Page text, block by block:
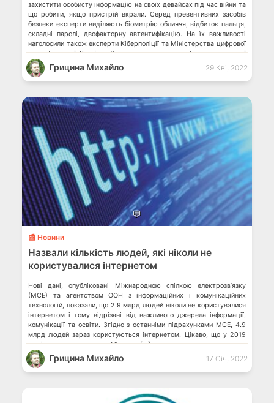
захистити особисту інформацію на своїх девайсах під час війни та
що робити, якщо пристрій вкрали. Серед превентивних засобів
безпеки експерти виділяють біометрію обличчя, відбиток пальця,
складні паролі, двофакторну автентифікацію. На їх важливості
наголосили також експерти Кіберполіції та Міністерства цифрової
трансформації України. Як користуватися телефоном в окупації
Що робити, якщо не […]
Грицина Михайло 29 Кві, 2022
💬
📰 Новини
Назвали кількість людей, які ніколи не
користувалися інтернетом
Нові дані, опубліковані Міжнародною спілкою електрозв’язку
(МСЕ) та агентством ООН з інформаційних і комунікаційних
технологій, показали, що 2.9 млрд людей ніколи не користувалися
інтернетом і тому відрізані від важливого джерела інформації,
комунікації та освіти. Згідно з останніми підрахунками МСЕ, 4.9
млрд людей зараз користуються інтернетом. Цікаво, що у 2019
році це число становило 4.1 млрд. […]
Грицина Михайло 17 Січ, 2022